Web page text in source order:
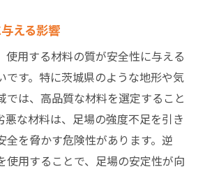
える影響
使用する材料の質が安全性に与える
です。特に茨城県のような地形や気
では、高品質な材料を選定すること
悪な材料は、足場の強度不足を引き
全を脅かす危険性があります。逆
使用することで、足場の安定性が向